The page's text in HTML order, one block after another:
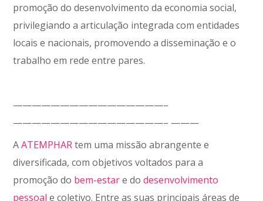
promoção do desenvolvimento da economia social,
privilegiando a articulação integrada com entidades
locais e nacionais, promovendo a disseminação e o
trabalho em rede entre pares.
————————————————–
————————————————– ———
AATEMPHARtem uma missão abrangente e
diversificada, com objetivos voltados para a
promoção do bem-estare dodesenvolvimento
pessoal e coletivo. Entre as suas principais áreas de